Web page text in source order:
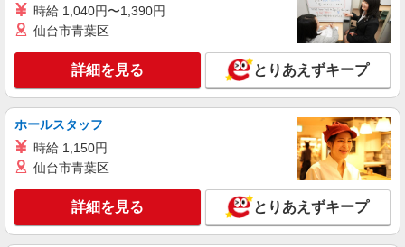
30,000円 ・役職手当：10,000〜70,000円 ・処遇改
善手当：20,000〜60,000円（勤続年数、保有資格
により変動） ・固定残業手当：20,000円（10時
間） ※固定残業時間を超過する場合には超過勤務
手当として別途支給 ・夜勤手当：10,000円/1回
（上記給与とは別に支給） 下記資格をお持ちの方
歓迎 ・認知症介護基礎研修 ・初任者研修 ・実務
東京都北区上十条
キープ 詳細を見る
派遣社員
20代〜50代活躍中！デイサービスの看護師＊
時給2400円〜3000円＜交通費全額支給(ガソリ
ン代含む)/日払い可/週払い可＞
十条駅付近
時給 1,040円〜1,390円
仙台市青葉区
詳細を見る とりあえずキープ
ホールスタッフ
時給 1,150円
仙台市青葉区
詳細を見る とりあえずキープ